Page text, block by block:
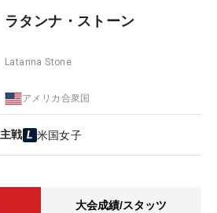
ラタンナ・ストーン
Latanna Stone
アメリカ合衆国
主戦 米国女子
大会成績/スタッツ